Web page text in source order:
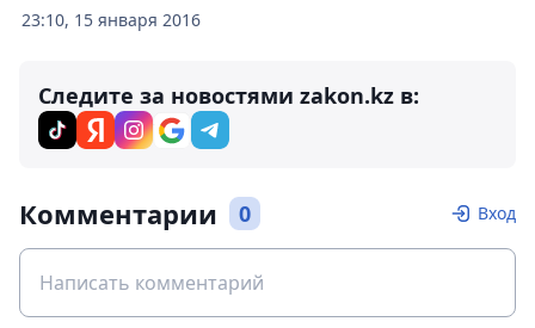
23:10, 15 января 2016
Следите за новостями zakon.kz в:
Комментарии 0 Вход